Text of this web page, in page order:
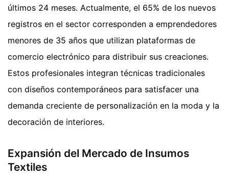
últimos 24 meses. Actualmente, el 65% de los nuevos
registros en el sector corresponden a emprendedores
menores de 35 años que utilizan plataformas de
comercio electrónico para distribuir sus creaciones.
Estos profesionales integran técnicas tradicionales
con diseños contemporáneos para satisfacer una
demanda creciente de personalización en la moda y la
decoración de interiores.
Expansión del Mercado de Insumos
Textiles